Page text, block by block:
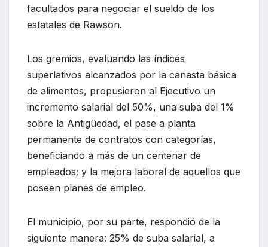
facultados para negociar el sueldo de los
estatales de Rawson.
Los gremios, evaluando las índices
superlativos alcanzados por la canasta básica
de alimentos, propusieron al Ejecutivo un
incremento salarial del 50%, una suba del 1%
sobre la Antigüedad, el pase a planta
permanente de contratos con categorías,
beneficiando a más de un centenar de
empleados; y la mejora laboral de aquellos que
poseen planes de empleo.
El municipio, por su parte, respondió de la
siguiente manera: 25% de suba salarial, a